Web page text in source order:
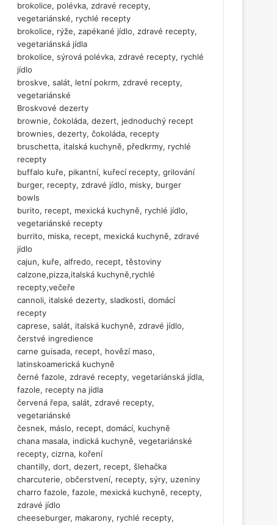
brokolice, polévka, zdravé recepty,
vegetariánské, rychlé recepty
brokolice, rýže, zapékané jídlo, zdravé recepty,
vegetariánská jídla
brokolice, sýrová polévka, zdravé recepty, rychlé
jídlo
broskve, salát, letní pokrm, zdravé recepty,
vegetariánské
Broskvové dezerty
brownie, čokoláda, dezert, jednoduchý recept
brownies, dezerty, čokoláda, recepty
bruschetta, italská kuchyně, předkrmy, rychlé
recepty
buffalo kuře, pikantní, kuřecí recepty, grilování
burger, recepty, zdravé jídlo, misky, burger
bowls
burito, recept, mexická kuchyně, rychlé jídlo,
vegetariánské recepty
burrito, miska, recept, mexická kuchyně, zdravé
jídlo
cajun, kuře, alfredo, recept, těstoviny
calzone,pizza,italská kuchyně,rychlé
recepty,večeře
cannoli, italské dezerty, sladkosti, domácí
recepty
caprese, salát, italská kuchyně, zdravé jídlo,
čerstvé ingredience
carne guisada, recept, hovězí maso,
latinskoamerická kuchyně
černé fazole, zdravé recepty, vegetariánská jídla,
fazole, recepty na jídla
červená řepa, salát, zdravé recepty,
vegetariánské
česnek, máslo, recept, domácí, kuchyně
chana masala, indická kuchyně, vegetariánské
recepty, cizrna, koření
chantilly, dort, dezert, recept, šlehačka
charcuterie, občerstvení, recepty, sýry, uzeniny
charro fazole, fazole, mexická kuchyně, recepty,
zdravé jídlo
cheeseburger, makarony, rychlé recepty,